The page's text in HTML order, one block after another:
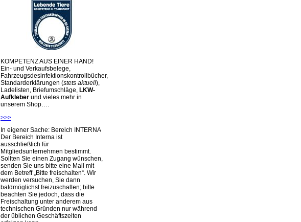
KOMPETENZ AUS EINER HAND!
Ein- und Verkaufsbelege,
Fahrzeugsdesinfektionskontrollbücher,
Standarderklärungen (stets aktuell),
Ladelisten, Briefumschläge, LKW-
Aufkleber und vieles mehr in
unserem Shop….
>>>
In eigener Sache: Bereich INTERNA
Der Bereich Interna ist
ausschließlich für
Mitgliedsunternehmen bestimmt.
Sollten Sie einen Zugang wünschen,
senden Sie uns bitte eine Mail mit
dem Betreff „Bitte freischalten“. Wir
werden versuchen, Sie dann
baldmöglichst freizuschalten; bitte
beachten Sie jedoch, dass die
Freischaltung unter anderem aus
technischen Gründen nur während
der üblichen Geschäftszeiten